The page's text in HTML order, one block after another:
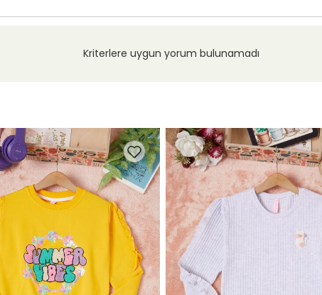
Kriterlere uygun yorum bulunamadı